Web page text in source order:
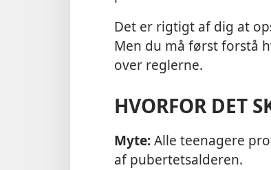
Det er rigtigt af dig at
Men du må først forstå
over reglerne.
HVORFOR DET
Myte:Alle teenagere
af pubertetsalderen.